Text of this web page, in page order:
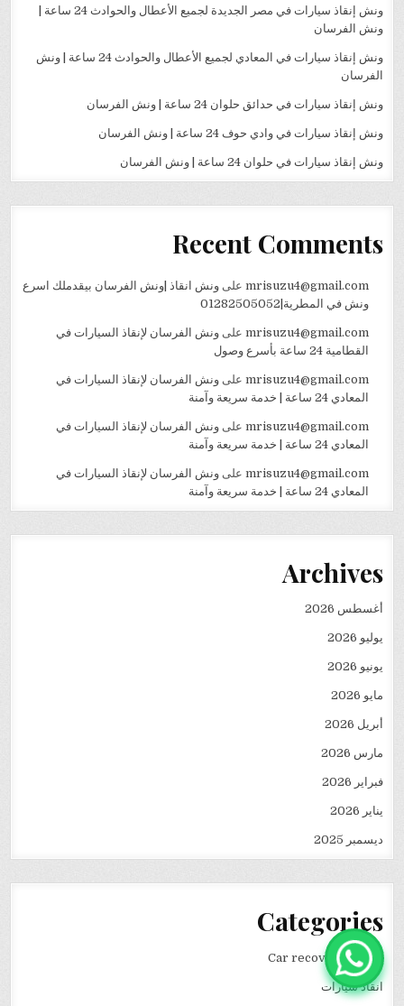
ونش إنقاذ سيارات في مصر الجديدة لجميع الأعطال والحوادث 24 ساعة |
ونش الفرسان
ونش إنقاذ سيارات في المعادي لجميع الأعطال والحوادث 24 ساعة | ونش
الفرسان
ونش إنقاذ سيارات في حدائق حلوان 24 ساعة | ونش الفرسان
ونش إنقاذ سيارات في وادي حوف 24 ساعة | ونش الفرسان
ونش إنقاذ سيارات في حلوان 24 ساعة | ونش الفرسان
Recent Comments
mrisuzu4@gmail.comعلى ونش انقاذ |ونش الفرسان بيقدملك اسرع
ونش في المطرية|01282505052
mrisuzu4@gmail.comعلى ونش الفرسان لإنقاذ السيارات في
القطامية 24 ساعة بأسرع وصول
mrisuzu4@gmail.comعلى ونش الفرسان لإنقاذ السيارات في
المعادي 24 ساعة | خدمة سريعة وآمنة
mrisuzu4@gmail.comعلى ونش الفرسان لإنقاذ السيارات في
المعادي 24 ساعة | خدمة سريعة وآمنة
mrisuzu4@gmail.comعلى ونش الفرسان لإنقاذ السيارات في
المعادي 24 ساعة | خدمة سريعة وآمنة
Archives
أغسطس 2026
يوليو 2026
يونيو 2026
مايو 2026
أبريل 2026
مارس 2026
فبراير 2026
يناير 2026
ديسمبر 2025
Categories
Car recovery winch
انقاذ سيارات